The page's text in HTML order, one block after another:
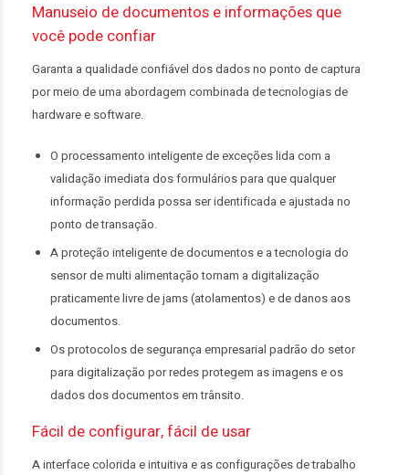
Manuseio de documentos e informações que
você pode confiar
Garanta a qualidade confiável dos dados no ponto de captura
por meio de uma abordagem combinada de tecnologias de
hardware e software.
O processamento inteligente de exceções lida com a
validação imediata dos formulários para que qualquer
informação perdida possa ser identificada e ajustada no
ponto de transação.
A proteção inteligente de documentos e a tecnologia do
sensor de multi alimentação tornam a digitalização
praticamente livre de jams (atolamentos) e de danos aos
documentos.
Os protocolos de segurança empresarial padrão do setor
para digitalização por redes protegem as imagens e os
dados dos documentos em trânsito.
Fácil de configurar, fácil de usar
A interface colorida e intuitiva e as configurações de trabalho